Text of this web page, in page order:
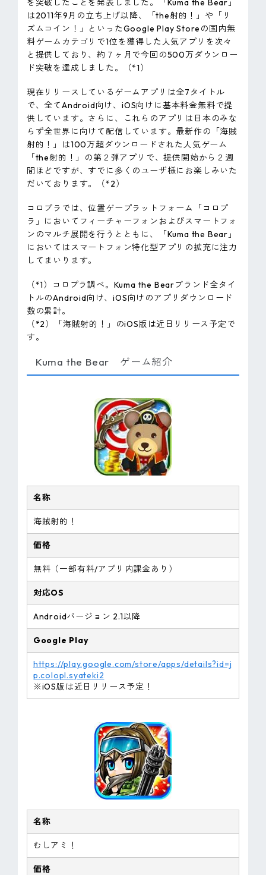
を突破したことを発表しました。「Kuma the Bear」
は2011年9月の立ち上げ以降、「the射的！」や「リ
ズムコイン！」といったGoogle Play Storeの国内無
料ゲームカテゴリで1位を獲得した人気アプリを次々
と提供しており、約７ヶ月で今回の500万ダウンロー
ド突破を達成しました。（*1）
現在リリースしているゲームアプリは全7タイトル
で、全てAndroid向け、iOS向けに基本料金無料で提
供しています。さらに、これらのアプリは日本のみな
らず全世界に向けて配信しています。最新作の「海賊
射的！」は100万超ダウンロードされた人気ゲーム
「the射的！」の第２弾アプリで、提供開始から２週
間ほどですが、すでに多くのユーザ様にお楽しみいた
だいております。（*2）
コロプラでは、位置ゲープラットフォーム「コロプ
ラ」においてフィーチャーフォンおよびスマートフォ
ンのマルチ展開を行うとともに、「Kuma the Bear」
においてはスマートフォン特化型アプリの拡充に注力
してまいります。
（*1）コロプラ調べ。Kuma the Bearブランド全タイ
トルのAndroid向け、iOS向けのアプリダウンロード
数の累計。
（*2）「海賊射的！」のiOS版は近日リリース予定で
す。
Kuma the Bear ゲーム紹介
名称
海賊射的！
価格
無料（一部有料/アプリ内課金あり）
対応OS
Androidバージョン 2.1以降
Google Play
https://play.google.com/store/apps/details?id=j
p.colopl.syateki2
※iOS版は近日リリース予定！
名称
むしアミ！
価格